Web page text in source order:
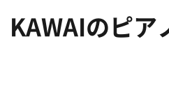
KAWAIのピア